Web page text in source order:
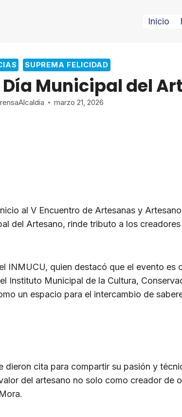
Inicio
SUPREMA FELICIDAD
Municipal del
marzo 21, 2026
al V Encuentro de Artesanas y
del Artesano, rinde tributo a los
INMUCU, quien destacó que el evento es
Instituto Municipal de la Cultura,
un espacio para el intercambio de
dieron cita para compartir su pasión y
del artesano no solo como creador de